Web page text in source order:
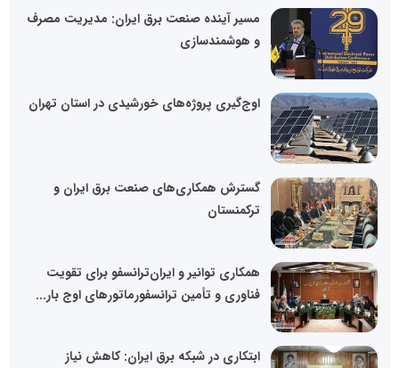
مسیر آینده صنعت برق ایران: مدیریت مصرف
و هوشمندسازی
اوج‌گیری پروژه‌های خورشیدی در استان تهران
گسترش همکاری‌های صنعت برق ایران و
ترکمنستان
همکاری توانیر و ایران‌ترانسفو برای تقویت
فناوری و تأمین ترانسفورماتورهای اوج بار...
ابتکاری در شبکه برق ایران: کاهش نیاز